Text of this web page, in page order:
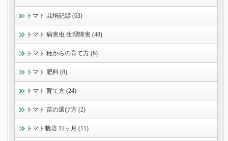
トマト 栽培記録 (63)
トマト 病害虫 生理障害 (48)
トマト 種からの育て方 (6)
トマト 肥料 (8)
トマト 育て方 (24)
トマト 苗の選び方 (2)
トマト栽培 12ヶ月 (11)